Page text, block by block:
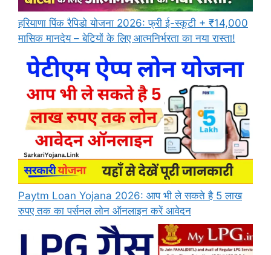
हरियाणा पिंक रैपिडो योजना 2026: फ्री ई-स्कूटी + ₹14,000
मासिक मानदेय – बेटियों के लिए आत्मनिर्भरता का नया रास्ता!
Paytm Loan Yojana 2026: आप भी ले सकते है 5 लाख
रुपए तक का पर्सनल लोन ऑनलाइन करें आवेदन